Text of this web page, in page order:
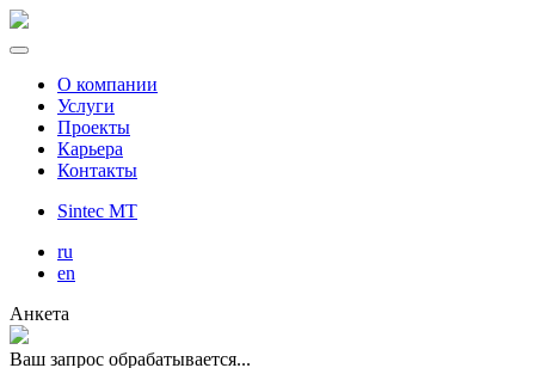
О компании
Услуги
Проекты
Карьера
Контакты
Sintec MT
ru
en
Анкета
Ваш запрос обрабатывается...